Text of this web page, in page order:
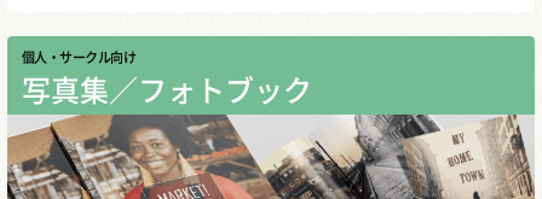
個人・サークル向け
写真集／フォトブック